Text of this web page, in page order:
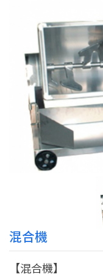
混合機
【混合機】